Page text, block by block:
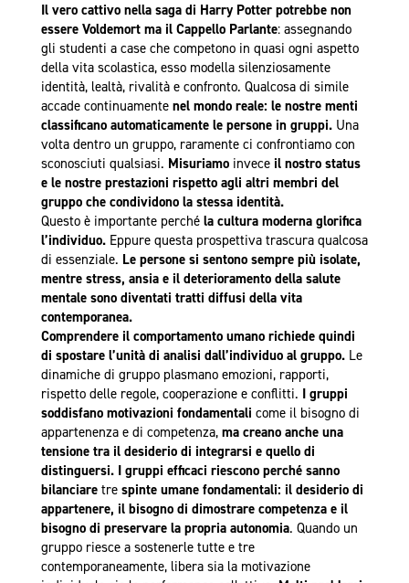
Il vero cattivo nella saga di Harry Potter potrebbe non
essere Voldemort ma il Cappello Parlante: assegnando
gli studenti a case che competono in quasi ogni aspetto
della vita scolastica, esso modella silenziosamente
identità, lealtà, rivalità e confronto. Qualcosa di simile
accade continuamente nel mondo reale: le nostre menti
classificano automaticamente le persone in gruppi. Una
volta dentro un gruppo, raramente ci confrontiamo con
sconosciuti qualsiasi. Misuriamo inveceil nostro status
e le nostre prestazioni rispetto agli altri membri del
gruppo che condividono la stessa identità.
Questo è importante perché la cultura moderna glorifica
l’individuo.Eppure questa prospettiva trascura qualcosa
di essenziale. Le persone si sentono sempre più isolate,
mentre stress, ansia e il deterioramento della salute
mentale sono diventati tratti diffusi della vita
contemporanea.
Comprendere il comportamento umano richiede quindi
di spostare l’unità di analisi dall’individuo al gruppo.Le
dinamiche di gruppo plasmano emozioni, rapporti,
rispetto delle regole, cooperazione e conflitti. I gruppi
soddisfano motivazioni fondamentali come il bisogno di
appartenenza e di competenza,ma creano anche una
tensione tra il desiderio di integrarsi e quello di
distinguersi. I gruppi efficaci riescono perché sanno
bilanciare trespinte umane fondamentali: il desiderio di
appartenere, il bisogno di dimostrare competenza e il
bisogno di preservare la propria autonomia. Quando un
gruppo riesce a sostenerle tutte e tre
contemporaneamente, libera sia la motivazione